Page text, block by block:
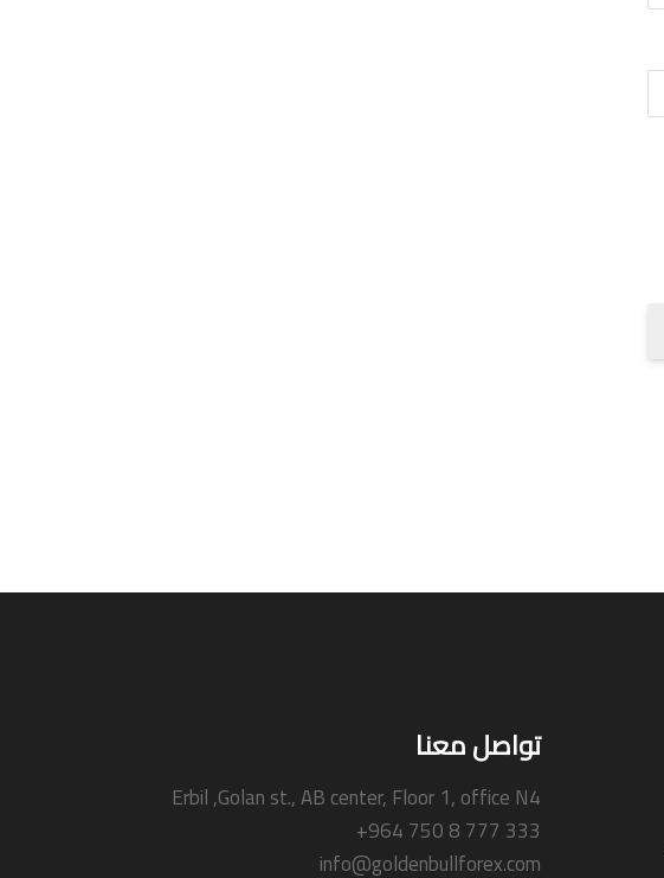
تواصل معنا
Erbil ,Golan st., AB center, Floor 1, office N4
+964 750 8 777 333
info@goldenbullforex.com